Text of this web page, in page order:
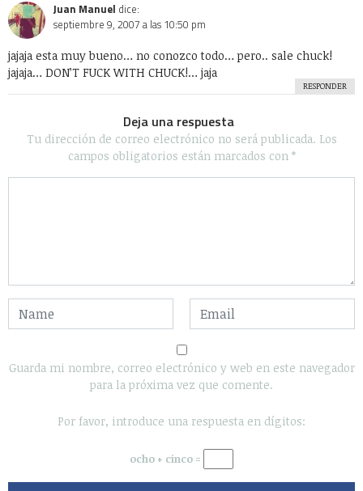
Juan Manuel dice:
septiembre 9, 2007 a las 10:50 pm
jajaja esta muy bueno… no conozco todo… pero.. sale chuck!
jajaja… DON’T FUCK WITH CHUCK!… jaja
RESPONDER
Deja una respuesta
Tu dirección de correo electrónico no será publicada. Los
campos obligatorios están marcados con *
Guarda mi nombre, correo electrónico y web en este navegador
para la próxima vez que comente.
Por favor, introduce una respuesta en dígitos:
ocho + cinco =